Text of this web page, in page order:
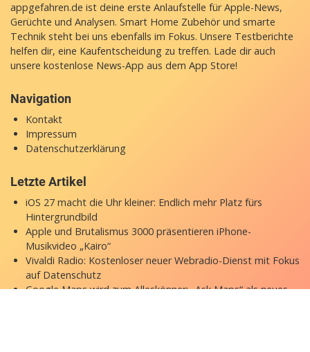
appgefahren.de ist deine erste Anlaufstelle für Apple-News,
Gerüchte und Analysen. Smart Home Zubehör und smarte
Technik steht bei uns ebenfalls im Fokus. Unsere Testberichte
helfen dir, eine Kaufentscheidung zu treffen. Lade dir auch
unsere kostenlose News-App aus dem App Store!
Navigation
Kontakt
Impressum
Datenschutzerklärung
Letzte Artikel
iOS 27 macht die Uhr kleiner: Endlich mehr Platz fürs
Hintergrundbild
Apple und Brutalismus 3000 präsentieren iPhone-
Musikvideo „Kairo“
Vivaldi Radio: Kostenloser neuer Webradio-Dienst mit Fokus
auf Datenschutz
Google Maps wird zum Alleskönner: „Ask Maps“ als neues